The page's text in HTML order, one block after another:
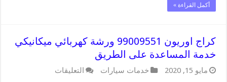
أكمل القراءة »
كراج اوريون 99009551 ورشة كهربائي ميكانيكي
خدمة المساعدة على الطريق
مايو 15, 2020 خدمات سيارات التعليقات